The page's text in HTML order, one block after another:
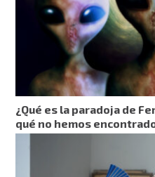
¿Qué es la paradoja de
qué no hemos